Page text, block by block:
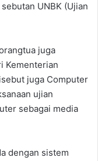
UNBK (Ujian
јugа
Kementerian
јugа Computer
ujian
ѕеbаgаі media
dеngаn sistem